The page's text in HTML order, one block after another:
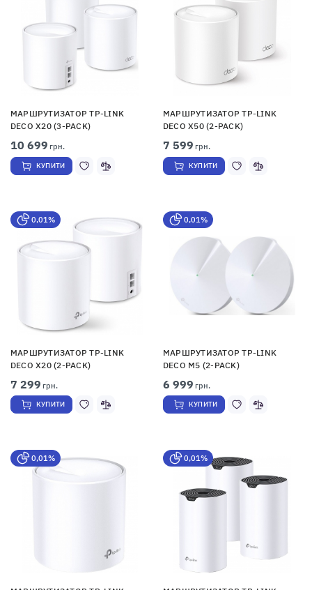
МАРШРУТИЗАТОР TP-LINK
DECO X20 (3-PACK)
10 699 грн.
КУПИТИ
МАРШРУТИЗАТОР TP-LINK
DECO X50 (2-PACK)
7 599 грн.
КУПИТИ
0,01%
МАРШРУТИЗАТОР TP-LINK
DECO X20 (2-PACK)
7 299 грн.
КУПИТИ
0,01%
МАРШРУТИЗАТОР TP-LINK
DECO M5 (2-PACK)
6 999 грн.
КУПИТИ
0,01% 0,01%